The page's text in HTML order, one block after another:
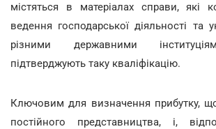
містяться в матеріалах справи, які
ведення господарської діяльності та
різними державними
підтверджують таку кваліфікацію.
Ключовим для визначення прибутку,
постійного представництва, і,